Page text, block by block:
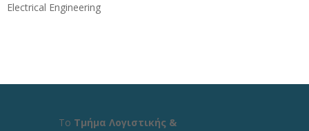
Electrical Engineering
Το Τμήμα Λογιστικής &